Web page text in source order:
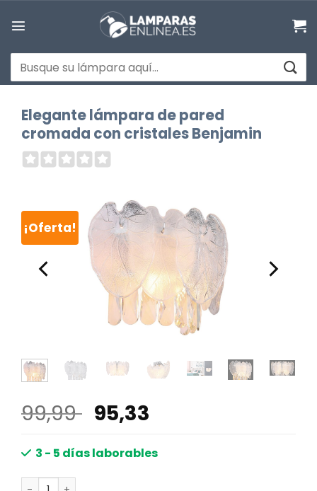
Buscar
por:
Elegante lámpara de pared
cromada con cristales Benjamin
¡Oferta!
99,99 El
precio
original
95,33
actual
3 - 5 días laborables
Elegante lámpara de pared cromada con cristales